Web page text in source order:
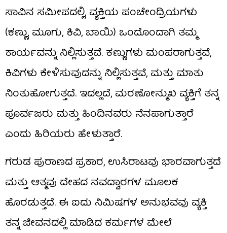
ಸಾವಿನ ಸಮೀಪದಲ್ಲಿ, ವ್ಯಕ್ತಿಯ ಪಂಚೇಂದ್ರಿಯಗಳು
(ಕಣ್ಣು, ಮೂಗು, ಕಿವಿ, ಬಾಯಿ) ಒಂದೊಂದಾಗಿ ತಮ್ಮ
ಕಾರ್ಯವನ್ನು ನಿಲ್ಲಿಸುತ್ತವೆ. ಕಣ್ಣುಗಳು ಮಂಪರಾಗುತ್ತವೆ,
ಕಿವಿಗಳು ಕೇಳಿಸುವುದನ್ನು ನಿಲ್ಲಿಸುತ್ತವೆ, ಮತ್ತು ಮಾತು
ನಿಂತುಹೋಗುತ್ತದೆ. ಇದಲ್ಲದೆ, ಮರಣೋನ್ಮುಖ ವ್ಯಕ್ತಿಗೆ ತನ್ನ
ಪೂರ್ವಜರು ಮತ್ತು ಹಿಂದಿನವರು ನೆನಪಾಗುತ್ತಾರೆ
ಎಂದು ಹಿರಿಯರು ಹೇಳುತ್ತಾರೆ.
ಗರುಡ ಪುರಾಣದ ಪ್ರಕಾರ, ಉಸಿರಾಟವು ಭಾರವಾಗುತ್ತದೆ
ಮತ್ತು ಆತ್ಮವು ದೇಹದ ನವದ್ವಾರಗಳ ಮೂಲಕ
ಹೊರಡುತ್ತದೆ. ಈ ಐದು ನಿಮಿಷಗಳ ಅನುಭವವು ವ್ಯಕ್ತಿ
ತನ್ನ ಜೀವನದಲ್ಲಿ ಮಾಡಿದ ಕರ್ಮಗಳ ಮೇಲೆ